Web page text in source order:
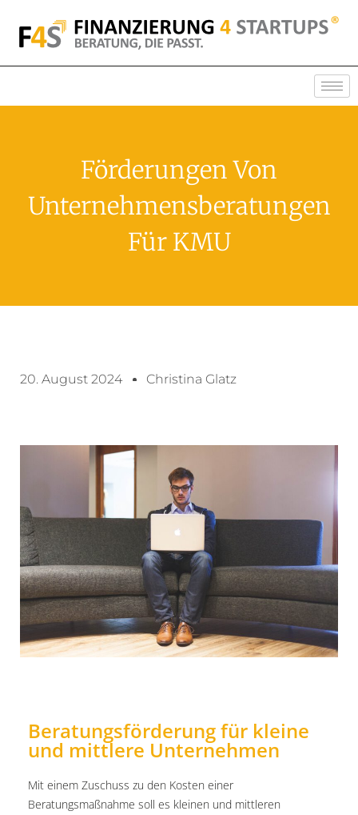
Förderungen Von
Unternehmensberatungen
Für KMU
20. August 2024 Christina Glatz
Beratungsförderung für kleine
und mittlere Unternehmen
Mit einem Zuschuss zu den Kosten einer
Beratungsmaßnahme soll es kleinen und mittleren